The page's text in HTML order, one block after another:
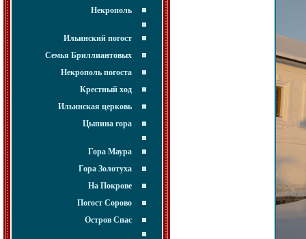
Некрополь
Ильинский погост
Семья Бриллиантовых
Некрополь погоста
Крестный ход
Ильинская церковь
Цыпина гора
Гора Маура
Гора Золотуха
На Покрове
Погост Сорово
Остров Спас